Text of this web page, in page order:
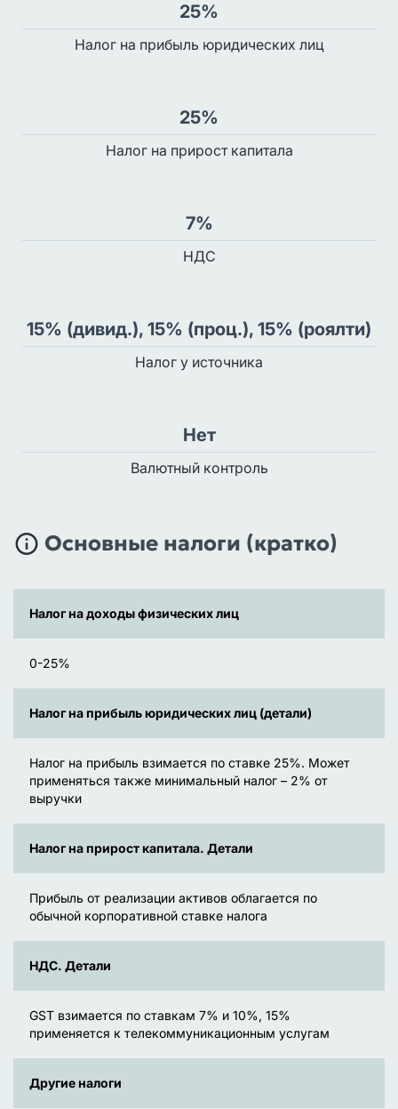
25%
Налог на прибыль юридических лиц
25%
Налог на прирост капитала
7%
НДС
15% (дивид.), 15% (проц.), 15% (роялти)
Налог у источника
Нет
Валютный контроль
Основные налоги (кратко)
Налог на доходы физических лиц
0-25%
Налог на прибыль юридических лиц (детали)
Налог на прибыль взимается по ставке 25%. Может
применяться также минимальный налог – 2% от
выручки
Налог на прирост капитала. Детали
Прибыль от реализации активов облагается по
обычной корпоративной ставке налога
НДС. Детали
GST взимается по ставкам 7% и 10%, 15%
применяется к телекоммуникационным услугам
Другие налоги